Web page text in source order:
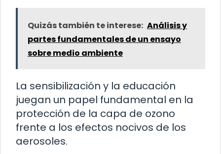
Quizás también te interese: Análisis y
partes fundamentales de un ensayo
sobre medio ambiente
La sensibilización y la educación
juegan un papel fundamental en la
protección de la capa de ozono
frente a los efectos nocivos de los
aerosoles.